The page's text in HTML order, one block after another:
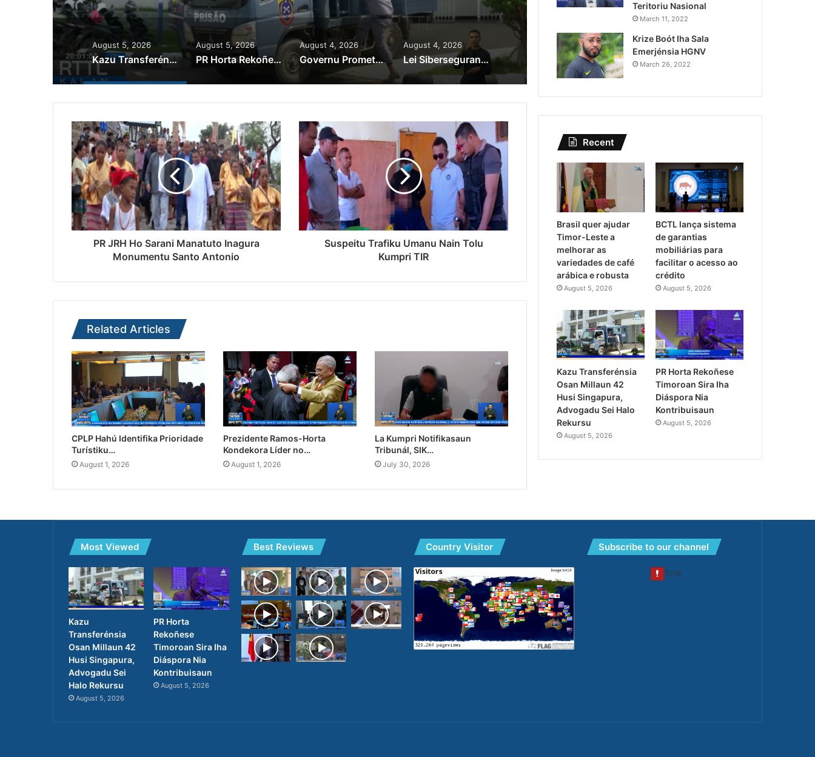
August 5, 2026
Kazu Transferénsia Osan Millaun 42 Husi Singapura, Advogadu Sei Halo Rekursu
August 5, 2026
PR Horta Rekoñese Timoroan Sira Iha Diáspora Nia Kontribuisaun
August 4, 2026
Governu Promete Tau Prioridade ba Setór Minerais no Setór Produtivu
August 4, 2026
Lei Siberseguransa Ajuda Autoridade Polisiál Kaptura Autór Kriminozu ho Paradeiru Iha Estranjeiru
PR JRH Ho Sarani Manatuto Inagura
Monumentu Santo Antonio
Suspeitu Trafiku Umanu Nain Tolu
Kumpri TIR
Related Articles
CPLP Hahú Identifika Prioridade
Turístiku…
August 1, 2026
Prezidente Ramos-Horta
Kondekora Líder no…
August 1, 2026
La Kumpri Notifikasaun
Tribunál, SIK…
July 30, 2026
Teritoriu Nasional
March 11, 2022
Krize Boót Iha Sala
Emerjénsia HGNV
March 26, 2022
Recent
Brasil quer ajudar
Timor-Leste a
melhorar as
variedades de café
arábica e robusta
August 5, 2026
BCTL lança sistema
de garantias
mobiliárias para
facilitar o acesso ao
crédito
August 5, 2026
Kazu Transferénsia
Osan Millaun 42
Husi Singapura,
Advogadu Sei Halo
Rekursu
August 5, 2026
PR Horta Rekoñese
Timoroan Sira Iha
Diáspora Nia
Kontribuisaun
August 5, 2026
Most Viewed
Kazu
Transferénsia
Osan Millaun 42
Husi Singapura,
Advogadu Sei
Halo Rekursu
August 5, 2026
PR Horta
Rekoñese
Timoroan Sira Iha
Diáspora Nia
Kontribuisaun
August 5, 2026
Best Reviews Country Visitor Subscribe to our channel